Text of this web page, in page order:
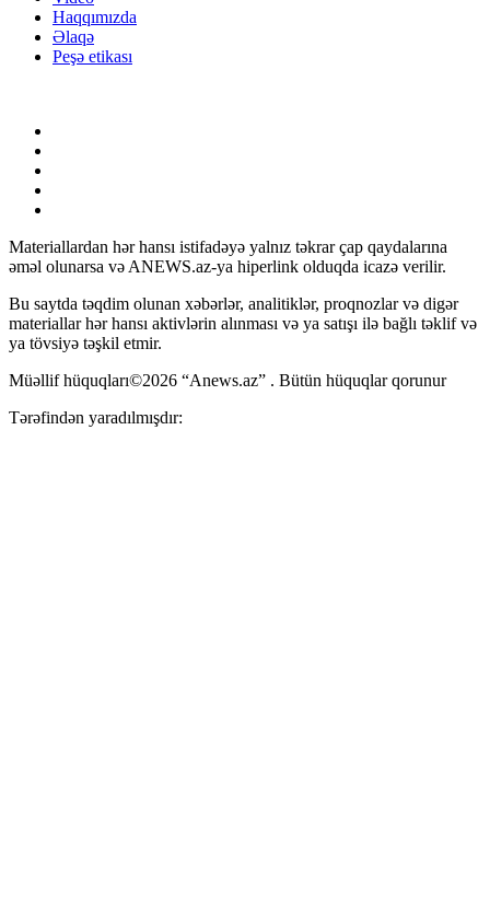
Haqqımızda
Əlaqə
Peşə etikası
Materiallardan hər hansı istifadəyə yalnız təkrar çap qaydalarına
əməl olunarsa və ANEWS.az-ya hiperlink olduqda icazə verilir.
Bu saytda təqdim olunan xəbərlər, analitiklər, proqnozlar və digər
materiallar hər hansı aktivlərin alınması və ya satışı ilə bağlı təklif və
ya tövsiyə təşkil etmir.
Müəllif hüquqları©2026 “Anews.az” . Bütün hüquqlar qorunur
Tərəfindən yaradılmışdır: